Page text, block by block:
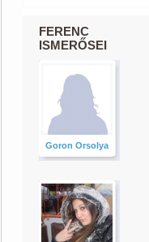
FERENC
ISMERŐSEI
Goron Orsolya